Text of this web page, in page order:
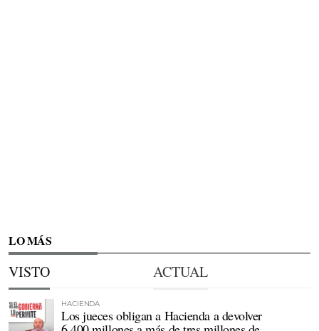
LO MÁS
VISTO ACTUAL
HACIENDA
Los jueces obligan a Hacienda a devolver